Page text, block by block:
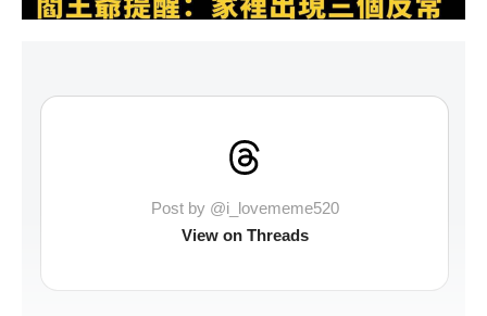
Post by @i_lovememe520
View on Threads